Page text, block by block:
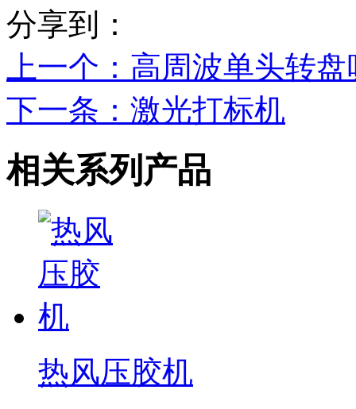
分享到：
上一个 ：高周波单头转
下一条 ：激光打标机
相关系列产品
热风压胶机